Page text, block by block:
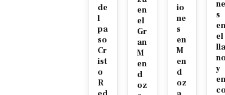
de
l
pa
so
Cr
ist
o
R
en
el
Gr
an
M
en
d
oz
io
ne
s
en
M
en
d
oz
ne
s
en
el
lla
y
en